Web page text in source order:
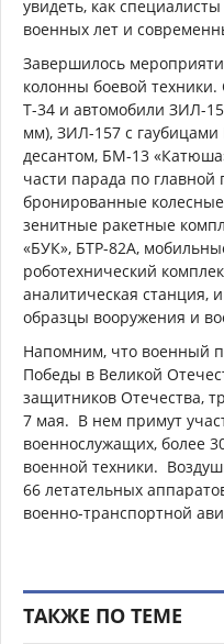
увидеть, как
военных лет и
Завершилось
колонны боевой
Т-34 и автомобили ЗИЛ-
мм), ЗИЛ-157 с
десантом, БМ-13
части парада по
бронированные
зенитные ракетные
«БУК», БТР-82А,
роботехнический
аналитическая станция,
образцы вооружения и
Напомним, что военный
Победы в Великой
защитников Отечества,
7 мая. В нем примут
военнослужащих, более
военной техники.
66 летательных
военно-транспортной
ТАКЖЕ ПО ТЕМЕ